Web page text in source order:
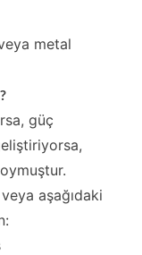
metal
güç
aşağıdaki